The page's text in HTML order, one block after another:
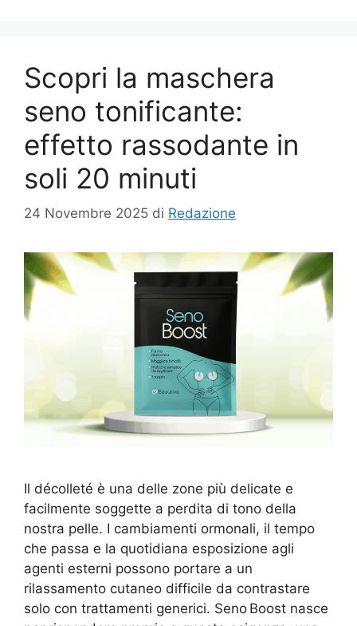
Scopri la maschera
seno tonificante:
effetto rassodante in
soli 20 minuti
24 Novembre 2025 di Redazione
Il décolleté è una delle zone più delicate e
facilmente soggette a perdita di tono della
nostra pelle. I cambiamenti ormonali, il tempo
che passa e la quotidiana esposizione agli
agenti esterni possono portare a un
rilassamento cutaneo difficile da contrastare
solo con trattamenti generici. Seno Boost nasce